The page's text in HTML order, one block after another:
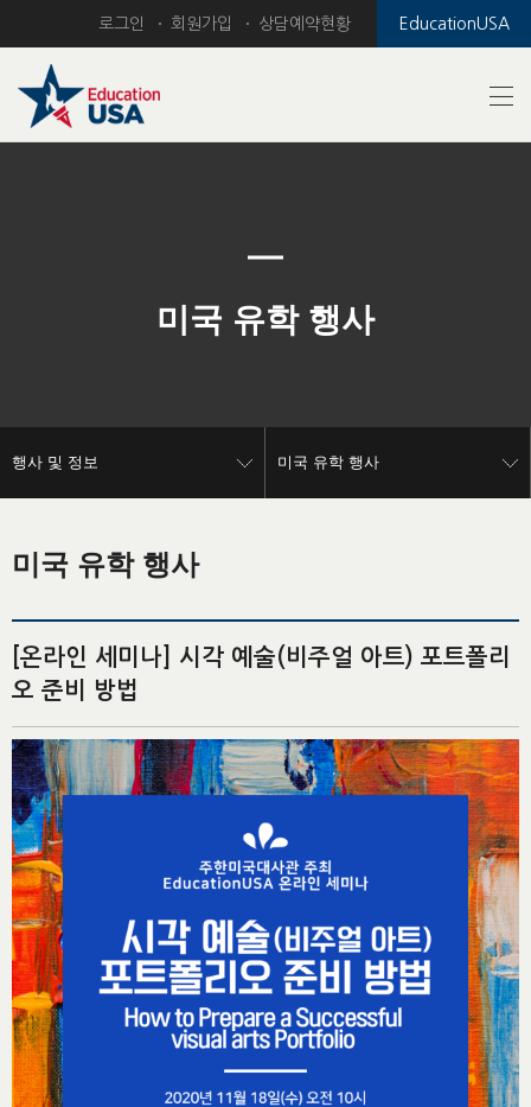
EducationUSA
로그인 회원가입 상담예약현황
미국 유학 행사
행사 및 정보 미국 유학 행사
미국 유학 행사
[온라인 세미나] 시각 예술(비주얼 아트) 포트폴리
오 준비 방법